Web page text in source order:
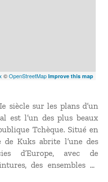
©OpenStreetMap Improve this map
siècle sur les plans d’un
est l’un des plus beaux
Tchèque. Situé en
de Kuks abrite l’une des
d’Europe, avec de
des ensembles de
de Bayreuth… Impossible